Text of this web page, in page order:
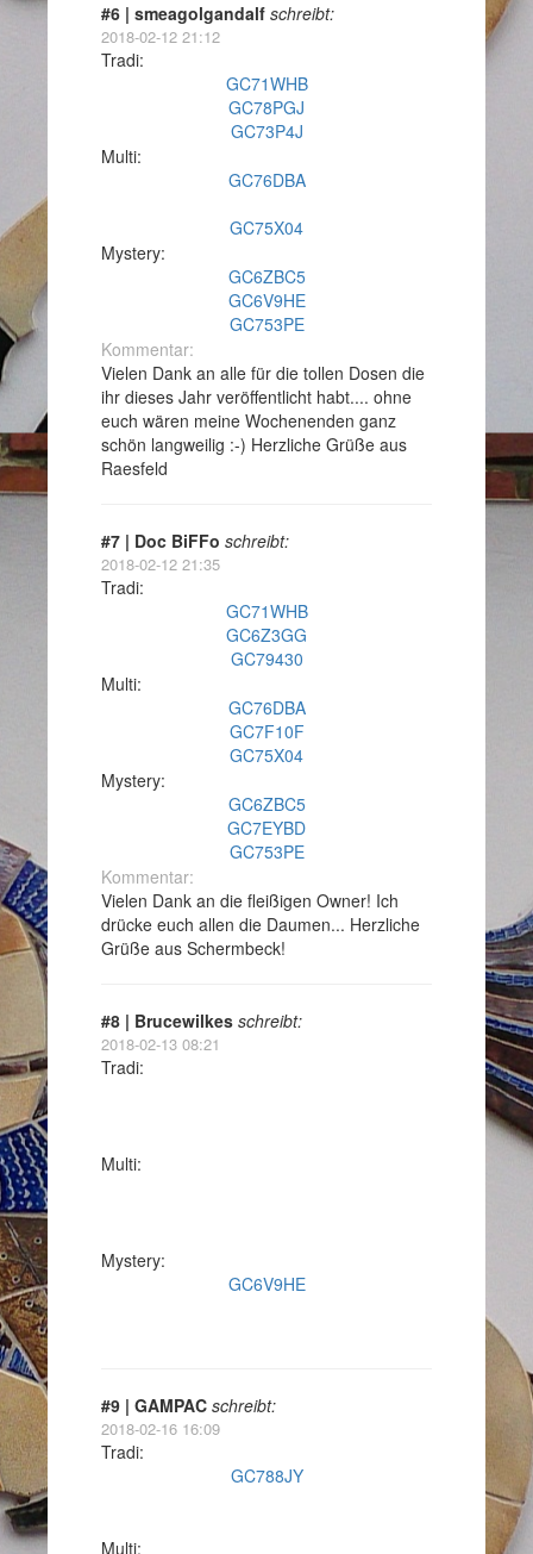
#6 | smeagolgandalf schreibt:
2018-02-12 21:12
Tradi:
GC71WHB
GC78PGJ
GC73P4J
Multi:
GC76DBA
GC75X04
Mystery:
GC6ZBC5
GC6V9HE
GC753PE
Kommentar:
Vielen Dank an alle für die tollen Dosen die
ihr dieses Jahr veröffentlicht habt.... ohne
euch wären meine Wochenenden ganz
schön langweilig :-) Herzliche Grüße aus
Raesfeld
#7 | Doc BiFFo schreibt:
2018-02-12 21:35
Tradi:
GC71WHB
GC6Z3GG
GC79430
Multi:
GC76DBA
GC7F10F
GC75X04
Mystery:
GC6ZBC5
GC7EYBD
GC753PE
Kommentar:
Vielen Dank an die fleißigen Owner! Ich
drücke euch allen die Daumen... Herzliche
Grüße aus Schermbeck!
#8 | Brucewilkes schreibt:
2018-02-13 08:21
Tradi:
Multi:
Mystery:
GC6V9HE
#9 | GAMPAC schreibt:
2018-02-16 16:09
Tradi:
GC788JY
Multi: